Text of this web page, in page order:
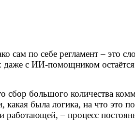
сам по себе регламент – это
с ИИ-помощником остаётся
сбор большого количества
была логика, на что это
работающей, – процесс